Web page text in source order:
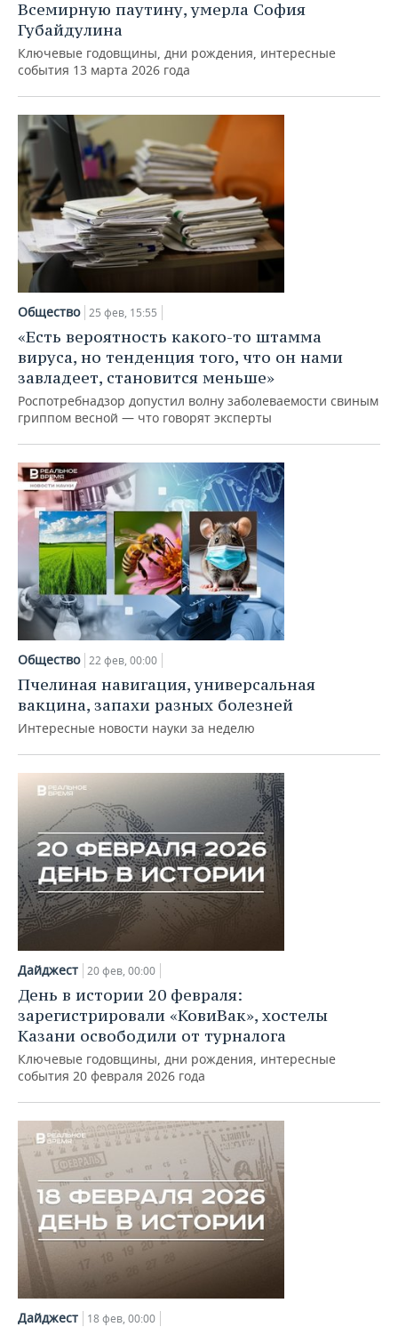
Всемирную паутину, умерла София
Губайдулина
Ключевые годовщины, дни рождения, интересные
события 13 марта 2026 года
Общество 25 фев, 15:55
«Есть вероятность какого-то штамма
вируса, но тенденция того, что он нами
завладеет, становится меньше»
Роспотребнадзор допустил волну заболеваемости свиным
гриппом весной — что говорят эксперты
Общество 22 фев, 00:00
Пчелиная навигация, универсальная
вакцина, запахи разных болезней
Интересные новости науки за неделю
Дайджест 20 фев, 00:00
День в истории 20 февраля:
зарегистрировали «КовиВак», хостелы
Казани освободили от турналога
Ключевые годовщины, дни рождения, интересные
события 20 февраля 2026 года
Дайджест 18 фев, 00:00